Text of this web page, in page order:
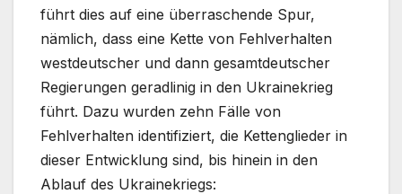
führt dies auf eine überraschende Spur,
nämlich, dass eine Kette von Fehlverhalten
westdeutscher und dann gesamtdeutscher
Regierungen geradlinig in den Ukrainekrieg
führt. Dazu wurden zehn Fälle von
Fehlverhalten identifiziert, die Kettenglieder in
dieser Entwicklung sind, bis hinein in den
Ablauf des Ukrainekriegs: